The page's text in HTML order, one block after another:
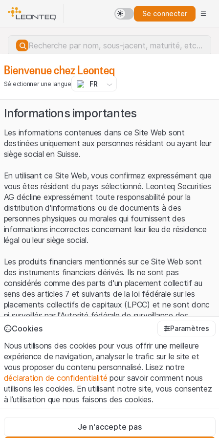
Se connecter
Erreur du serveur.
Bienvenue chez Leonteq
Sélectionner une langue FR
Informations importantes
Les informations contenues dans ce Site Web sont
destinées uniquement aux personnes résidant ou ayant leur
siège social en Suisse.
En utilisant ce Site Web, vous confirmez expressément que
vous êtes résident du pays sélectionné. Leonteq Securities
AG décline expressément toute responsabilité pour la
distribution d'informations ou de documents à des
personnes physiques ou morales qui fournissent des
informations incorrectes concernant leur lieu de résidence
légal ou leur siège social.
Les produits financiers mentionnés sur ce Site Web sont
des instruments financiers dérivés. Ils ne sont pas
considérés comme des parts d'un placement collectif au
sens des articles 7 et suivants de la loi fédérale sur les
placements collectifs de capitaux (LPCC) et ne sont donc
ni surveillés par l'Autorité fédérale de surveillance des
marchés financiers (FINMA) ni enregistrés auprès de la
protection spécifique des investisseurs prévue par la LPCC.
Conditions d'utilisation et informations juridiques
En utilisant le Site Web de Leonteq Securities AG (ci-après
"Site Web"), vous confirmez que vous avez compris et que
vous acceptez les informations juridiques, les notes
vous n'acceptez pas les Conditions d'utilisation, veuillez-
vous abstenir d'utiliser ce Site Web.
Cookies Paramètres
Nous utilisons des cookies pour vous offrir une meilleure
expérience de navigation, analyser le trafic sur le site et
vous proposer du contenu personnalisé. Lisez notre
déclaration de confidentialité pour savoir comment nous
utilisons les cookies. En utilisant notre site, vous consentez
à l’utilisation que nous faisons des cookies.
Ces cookies sont nécessaires au bon fonctionnement du site
Je n'accepte pas